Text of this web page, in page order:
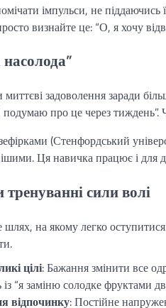
імпульси, не
визнайте це: “О, я хочу
миттєві задоволення заради
подумаю про це через
(Стенфордський
Ця навичка працює і для
сили волі
на якому легко
цілі: Бажання змінити все
із “я заміню солодке фруктами
відпочинку: Постійне